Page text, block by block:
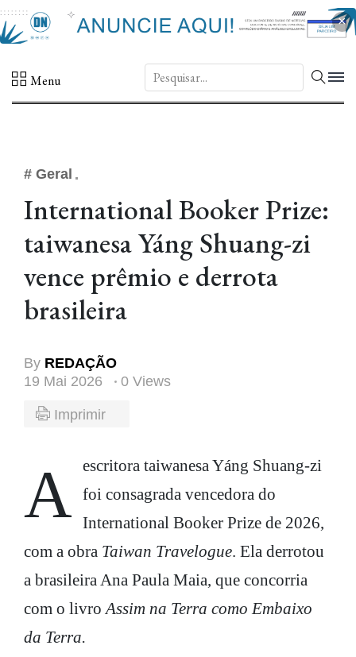
×
Menu DN.
# Geral
International Booker Prize:
taiwanesa Yáng Shuang-zi
vence prêmio e derrota
brasileira
By REDAÇÃO
19 Mai 2026
0 Views
Imprimir
A escritora taiwanesa Yáng Shuang-zi foi consagrada vencedora do
International Booker Prize de 2026,
com a obra Taiwan Travelogue. Ela derrotou
a brasileira Ana Paula Maia, que concorria
com o livroAssim na Terra como Embaixo
da Terra.